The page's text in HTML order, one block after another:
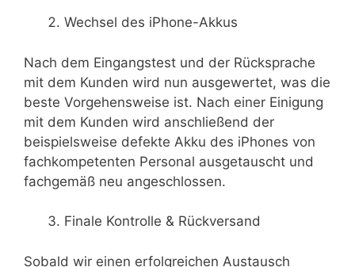
Wechsel des iPhone-Akkus
Nach dem Eingangstest und der Rücksprache
mit dem Kunden wird nun ausgewertet, was die
beste Vorgehensweise ist. Nach einer Einigung
mit dem Kunden wird anschließend der
beispielsweise defekte Akku des iPhones von
fachkompetenten Personal ausgetauscht und
fachgemäß neu angeschlossen.
Finale Kontrolle & Rückversand
Sobald wir einen erfolgreichen Austausch